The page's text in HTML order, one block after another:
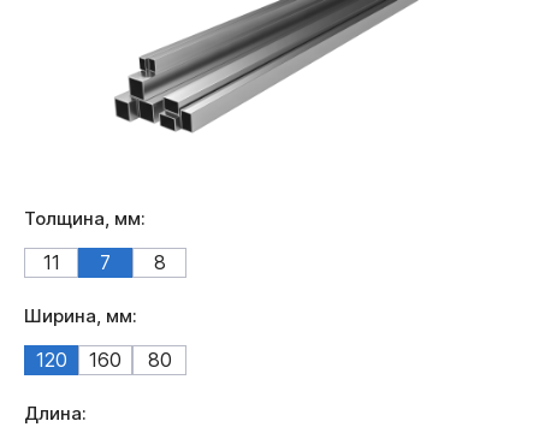
Толщина, мм:
11 7 8
Ширина, мм:
120 160 80
Длина: